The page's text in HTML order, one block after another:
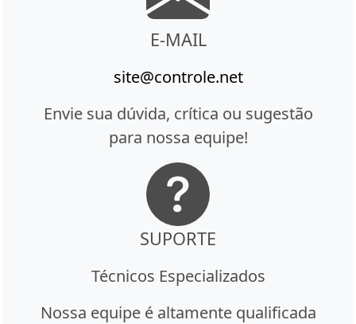
E-MAIL
site@controle.net
Envie sua dúvida, crítica ou sugestão
para nossa equipe!
SUPORTE
Técnicos Especializados
Nossa equipe é altamente qualificada